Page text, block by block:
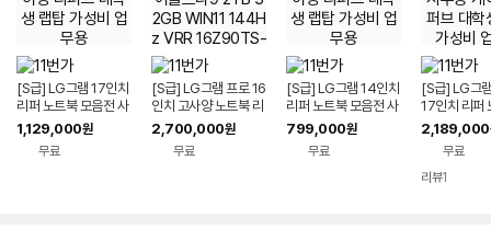
[S급] LG그램 17인치
리퍼 노트북 모음전 사
무용 게이밍 리퍼브 대
학생 랩탑 가성비 업무
1,129,000원
무료
[S급] LG그램 프로 16
인치 고사양 노트북 리
퍼 코어울트라9 2TB
32GB WIN11 144H
z VRR 16Z90TS-G.
2,700,000원
무료
[S급] LG그램 14인치
리퍼 노트북 모음전 사
무용 게이밍 리퍼브 대
학생 랩탑 가성비 업무
799,000원
무료
[S급] LG그
17인치 리퍼
음전 사무용
퍼브 대학생
비 업무용
2,189,000
무료
리뷰1